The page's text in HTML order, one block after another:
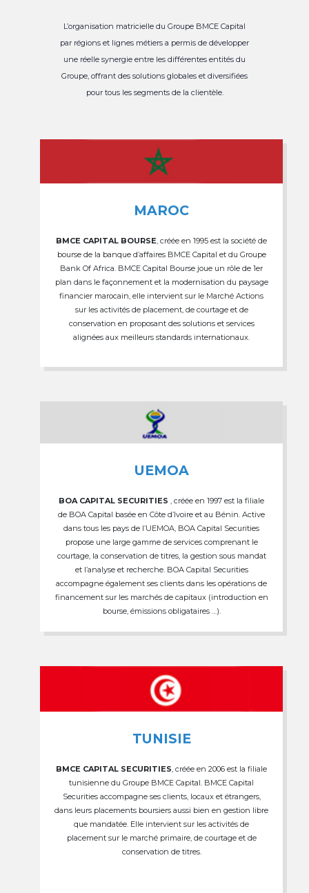
L’organisation matricielle du Groupe BMCE Capital
par régions et lignes métiers a permis de développer
une réelle synergie entre les différentes entités du
Groupe, offrant des solutions globales et diversifiées
pour tous les segments de la clientèle.
MAROC
BMCE CAPITAL BOURSE , créée en 1995 est la société de
bourse de la banque d’affaires BMCE Capital et du Groupe
Bank Of Africa. BMCE Capital Bourse joue un rôle de 1er
plan dans le façonnement et la modernisation du paysage
financier marocain, elle intervient sur le Marché Actions
sur les activités de placement, de courtage et de
conservation en proposant des solutions et services
alignées aux meilleurs standards internationaux.
UEMOA
BOA CAPITAL SECURITIES , créée en 1997 est la filiale
de BOA Capital basée en Côte d’Ivoire et au Bénin. Active
dans tous les pays de l’UEMOA, BOA Capital Securities
propose une large gamme de services comprenant le
courtage, la conservation de titres, la gestion sous mandat
et l’analyse et recherche. BOA Capital Securities
accompagne également ses clients dans les opérations de
financement sur les marchés de capitaux (introduction en
bourse, émissions obligataires …).
TUNISIE
BMCE CAPITAL SECURITIES , créée en 2006 est la filiale
tunisienne du Groupe BMCE Capital. BMCE Capital
Securities accompagne ses clients, locaux et étrangers,
dans leurs placements boursiers aussi bien en gestion libre
que mandatée. Elle intervient sur les activités de
placement sur le marché primaire, de courtage et de
conservation de titres.